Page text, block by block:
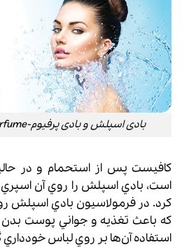
بادی اسپلش و بادی پرفیوم-body splash-body perfume
كافيست پس از استحمام و در
است، بادي اسپلش را روي آن
كرد. در فرمولاسيون بادي اسپلش
كه باعث تغذيه و جواني پوست بدن
استفاده آن‌ها بر روي لباس خودداري